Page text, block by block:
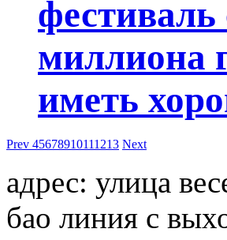
фестиваль
миллиона
иметь
Prev 45678910111213 Next
адрес: улица
бао линия с